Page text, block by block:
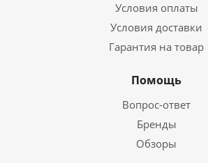
Условия оплаты
Условия доставки
Гарантия на товар
Помощь
Вопрос-ответ
Бренды
Обзоры